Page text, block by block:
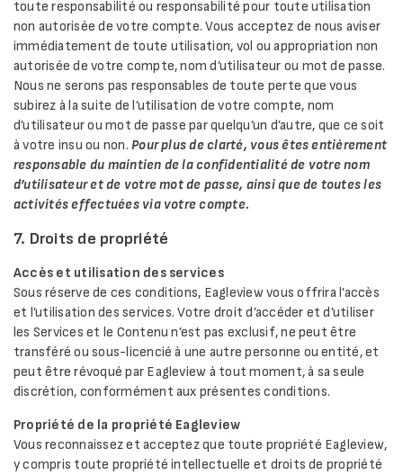
toute responsabilité ou responsabilité pour toute utilisation
non autorisée de votre compte. Vous acceptez de nous aviser
immédiatement de toute utilisation, vol ou appropriation non
autorisée de votre compte, nom d’utilisateur ou mot de passe.
Nous ne serons pas responsables de toute perte que vous
subirez à la suite de l’utilisation de votre compte, nom
d’utilisateur ou mot de passe par quelqu’un d’autre, que ce soit
à votre insu ou non.Pour plus de clarté, vous êtes entièrement
responsable du maintien de la confidentialité de votre nom
d’utilisateur et de votre mot de passe, ainsi que de toutes les
activités effectuées via votre compte.
7. Droits de propriété
Accès et utilisation des services
Sous réserve de ces conditions, Eagleview vous offrira l’accès
et l’utilisation des services. Votre droit d’accéder et d’utiliser
les Services et le Contenu n’est pas exclusif, ne peut être
transféré ou sous-licencié à une autre personne ou entité, et
peut être révoqué par Eagleview à tout moment, à sa seule
discrétion, conformément aux présentes conditions.
Propriété de la propriété Eagleview
Vous reconnaissez et acceptez que toute propriété Eagleview,
y compris toute propriété intellectuelle et droits de propriété